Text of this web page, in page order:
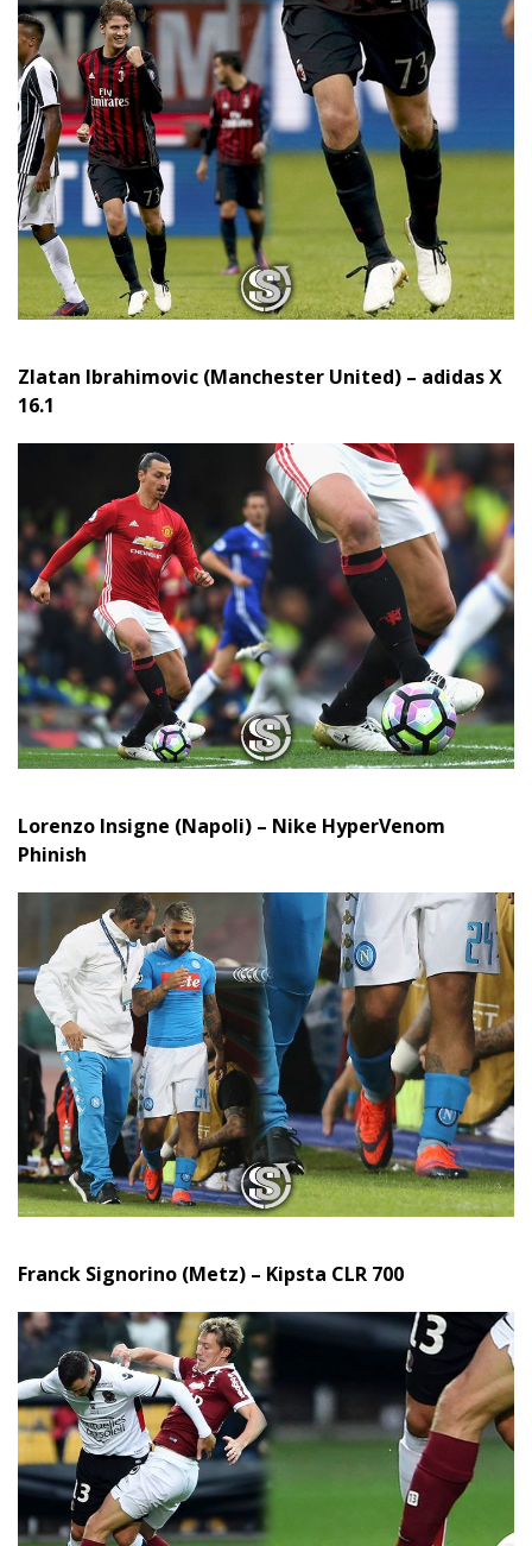
Zlatan Ibrahimovic (Manchester United) – adidas X
16.1
Lorenzo Insigne (Napoli) – Nike HyperVenom
Phinish
Franck Signorino (Metz) – Kipsta CLR 700